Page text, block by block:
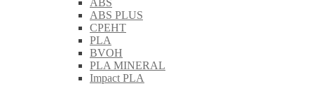
ABS
ABS PLUS
CPEHT
PLA
BVOH
PLA MINERAL
Impact PLA